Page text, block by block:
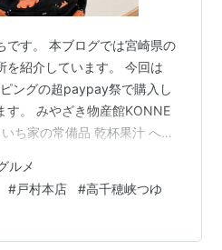
です。 本ブログでは宮崎県の
を紹介しています。 今回は
ングの超paypay祭で購入し
す。 みやざき物産館KONNE
ち家の常備品 乾杯果汁 へべ
辛口(戸村フーズ) 高千穂峡つ
麺(麺屋 桝元) かつおのほぐ
よいち家で時々購入する品
うだい(永野) 鰹めしの素(ばあ
ルメ
#戸村本店 #高千穂峡つゆ